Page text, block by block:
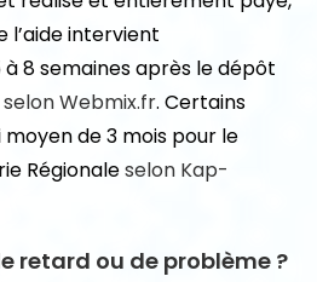
l’aide intervient
8 semaines après le dépôt
selon Webmix.fr. Certains
de 3 mois pour le
Régionaleselon Kap-
retard ou de problème ?